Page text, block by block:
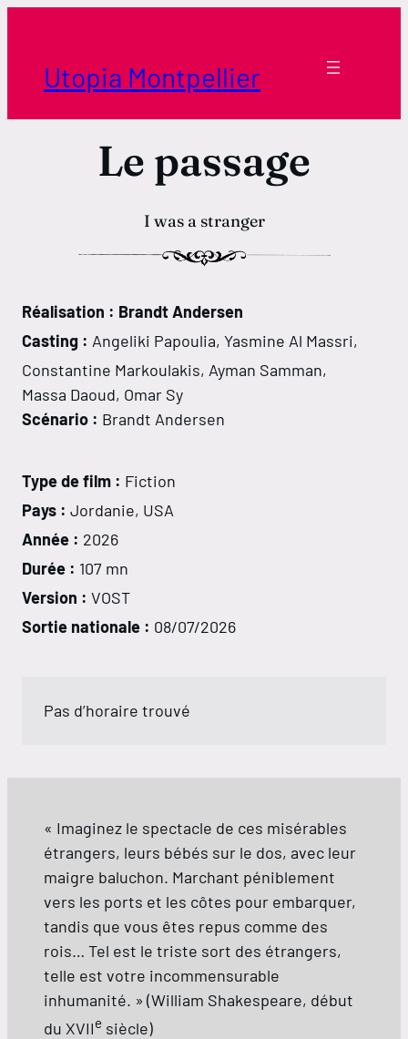
contenuUtopia Montpellier
Le passage
I was a stranger
Réalisation : Brandt Andersen
Casting : Angeliki Papoulia, Yasmine Al Massri,
Constantine Markoulakis, Ayman Samman,
Massa Daoud, Omar Sy
Scénario : Brandt Andersen
Type de film : Fiction
Pays : Jordanie, USA
Année : 2026
Durée : 107 mn
Version : VOST
Sortie nationale : 08/07/2026
Pas d’horaire trouvé
« Imaginez le spectacle de ces misérables
étrangers, leurs bébés sur le dos, avec leur
maigre baluchon. Marchant péniblement
vers les ports et les côtes pour embarquer,
tandis que vous êtes repus comme des
rois… Tel est le triste sort des étrangers,
telle est votre incommensurable
inhumanité. » (William Shakespeare, début
du XVIIe siècle)